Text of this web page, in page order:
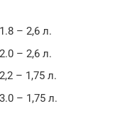
– 2,6 л.
– 2,6 л.
– 1,75 л.
– 1,75 л.